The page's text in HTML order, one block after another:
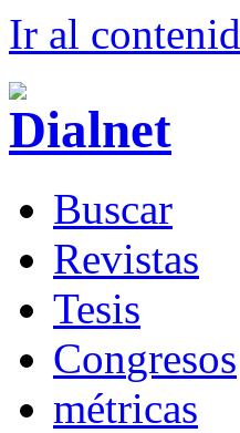
Ir al contenid
Buscar
Revistas
Tesis
Congresos
métricas